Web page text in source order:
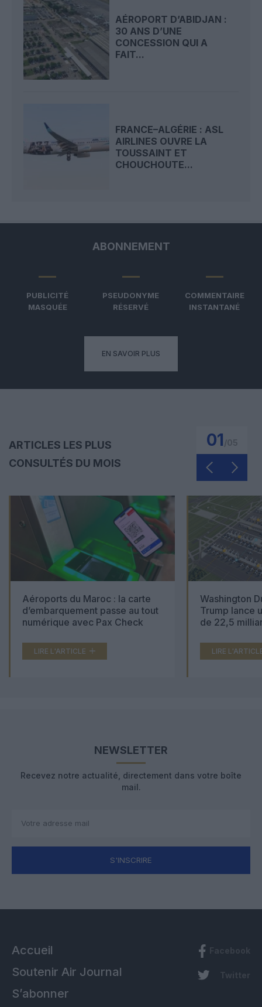
AÉROPORT D’ABIDJAN :
30 ANS D’UNE
CONCESSION QUI A
FAIT...
FRANCE–ALGÉRIE : ASL
AIRLINES OUVRE LA
TOUSSAINT ET
CHOUCHOUTE...
ABONNEMENT
PUBLICITÉ
MASQUÉE
PSEUDONYME
RÉSERVÉ
COMMENTAIRE
INSTANTANÉ
EN SAVOIR PLUS
ARTICLES LES PLUS
CONSULTÉS DU MOIS
01
Aéroports du Maroc : la carte
d’embarquement passe au tout
numérique avec Pax Check
LIRE L'ARTICLE
Washington
Trump lance
de 22,5
LIRE
NEWSLETTER
Recevez notre actualité, directement dans votre boîte
mail.
S'INSCRIRE
Accueil
Soutenir Air Journal
S’abonner